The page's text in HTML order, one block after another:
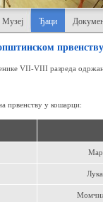
Музеј Ђаци
VII-VIII разреда
првенству у кошарци: